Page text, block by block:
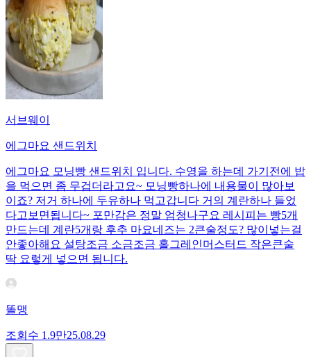
서브웨이
에그마요 샌드위치
에그마요 모닝빵 샌드위치 입니다. 수영을 하는데 가기전에 밥
을 먹으면 좀 무겁더라고요~ 모닝빵하나에 내용물이 많아보
이죠? 저거 하나에 두유하나 먹고갑니다 거의 계란하나 들었
다고보면됩니다~ 포만감은 정말 엄청나구요 레시피는 빵5개
만드는데 계란5개랑 후추 마요네즈는 2큰술정도? 많이넣는걸
안좋아해요 설탕조금 소금조금 홀그레인머스터드 작은큰술
딱 요렇게 넣으면 됩니다.
똘맹
조회수 1.9만25.08.29